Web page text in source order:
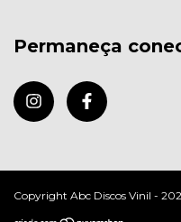
Permaneça
Copyright Abc Discos Vinil -